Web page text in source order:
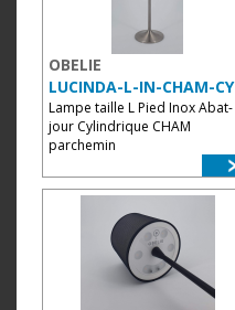
OBELIE
LUCINDA-L-IN-CHAM-CY
Lampe taille L Pied Inox Abat-
jour Cylindrique CHAM
parchemin